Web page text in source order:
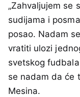
„Zahvaljujem se
sudijama i
posao. Nadam
vratiti ulozi
svetskog
se nadam da će
Mesina.